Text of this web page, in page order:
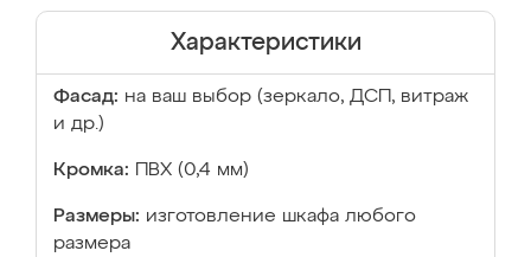
Характеристики
Фасад: на ваш выбор (зеркало, ДСП, витраж
и др.)
Кромка: ПВХ (0,4 мм)
Размеры: изготовление шкафа любого
размера